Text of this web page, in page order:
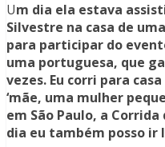
Um dia ela estava
Silvestre na casa de
para participar do
uma portuguesa, que
vezes. Eu corri para
‘mãe, uma mulher
em São Paulo, a
dia eu também posso ir